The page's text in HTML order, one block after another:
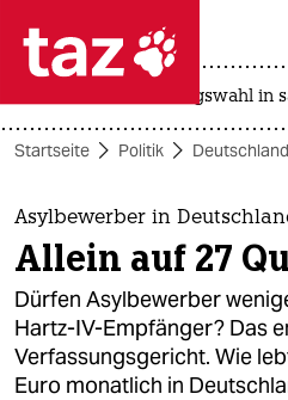
 taz zahl ich
taz zahl ich
themen
politik
öko
gesellschaft
landtagswahl in
Startseite Politik Deutschland
Asylbewerber in
Allein auf 27
Dürfen Asylbewerber
Hartz-IV-Empfänger? Das
Verfassungsgericht. Wie
Euro monatlich in